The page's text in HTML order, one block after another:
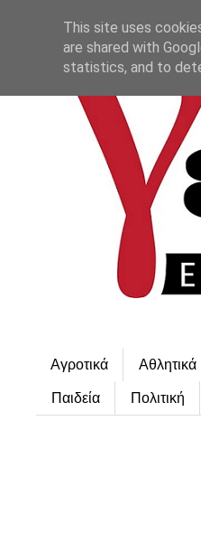
Αγροτικά Αθλητικά
Παιδεία Πολιτική
This site uses
are shared with
statistics, and to